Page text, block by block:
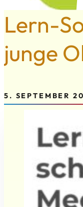
Lern-
junge
5. SEPTEMBER